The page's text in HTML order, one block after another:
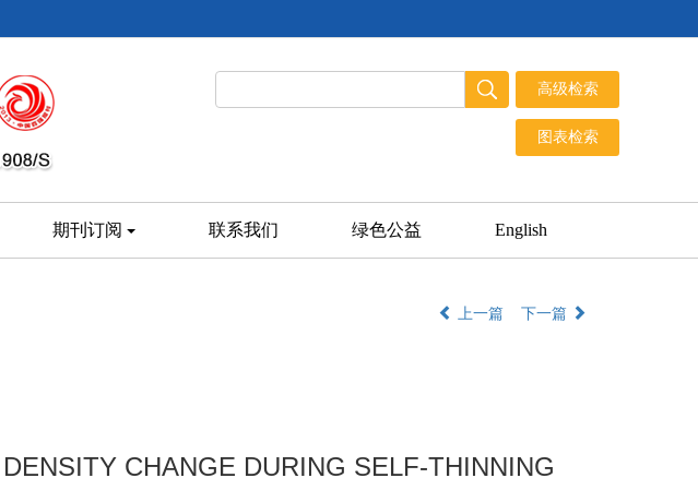
期刊订阅 联系我们 绿色公益 English
上一篇 下一篇
CHANGE DURING SELF-THINNING